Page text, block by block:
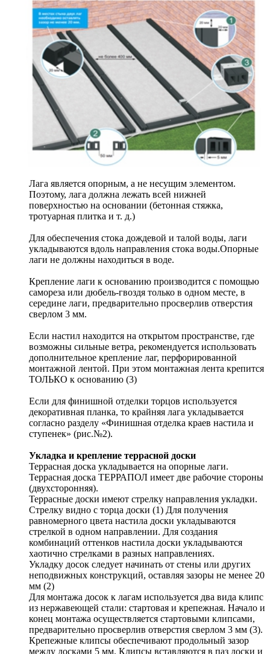
Лага является опорным, а не несущим элементом.
Поэтому, лага должна лежать всей нижней
поверхностью на основании (бетонная стяжка,
тротуарная плитка и т. д.)
Для обеспечения стока дождевой и талой воды, лаги
укладываются вдоль направления стока воды.Опорные
лаги не должны находиться в воде.
Крепление лаги к основанию производится с помощью
самореза или дюбель-гвоздя только в одном месте, в
середине лаги, предварительно просверлив отверстия
сверлом 3 мм.
Если настил находится на открытом пространстве, где
возможны сильные ветра, рекомендуется использовать
дополнительное крепление лаг, перфорированной
монтажной лентой. При этом монтажная лента крепится
ТОЛЬКО к основанию (3)
Если для финишной отделки торцов используется
декоративная планка, то крайняя лага укладывается
согласно разделу «Финишная отделка краев настила и
ступенек» (рис.№2).
Укладка и крепление террасной доски
Террасная доска укладывается на опорные лаги.
Террасная доска ТЕРРАПОЛ имеет две рабочие стороны
(двухсторонняя).
Террасные доски имеют стрелку направления укладки.
Стрелку видно с торца доски (1) Для получения
равномерного цвета настила доски укладываются
стрелкой в одном направлении. Для создания
комбинаций оттенков настила доски укладываются
хаотично стрелками в разных направлениях.
Укладку досок следует начинать от стены или других
неподвижных конструкций, оставляя зазоры не менее 20
мм (2)
Для монтажа досок к лагам используется два вида клипс
из нержавеющей стали: стартовая и крепежная. Начало и
конец монтажа осуществляется стартовыми клипсами,
предварительно просверлив отверстия сверлом 3 мм (3).
Крепежные клипсы обеспечивают продольный зазор
между досками 5 мм. Клипсы вставляются в паз доски и